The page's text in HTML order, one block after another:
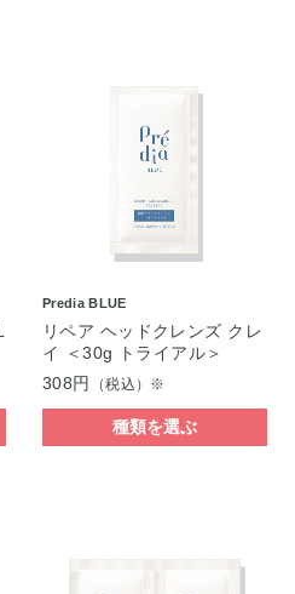
Predia BLUE
リペア ヘッドクレンズ クレ
イ ＜30g トライアル＞
308円
（税込）※
種類を選ぶ